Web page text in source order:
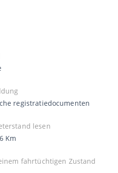
registratiedocumenten
lesen
Km
fahrtüchtigen Zustand